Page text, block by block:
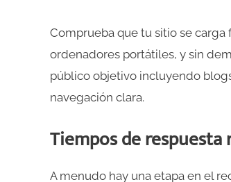
Comprueba que tu sitio se
ordenadores portátiles, y sin
público objetivo incluyendo
navegación clara.
Tiempos de respuesta
A menudo hay una etapa en el